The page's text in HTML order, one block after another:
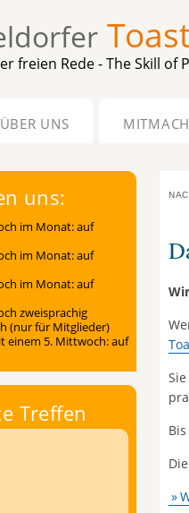
freien Rede - The Skill of
ÜBER UNS
uns:
im Monat: auf
im Monat: auf
im Monat: auf
zweisprachig
(nur für Mitglieder)
einem 5. Mittwoch: auf
Treffen